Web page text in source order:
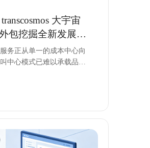
大宇宙
包挖掘全新发展机
务正从单一的成本中心向
中心模式已难以承载品牌
破服务边界，为品牌挖掘